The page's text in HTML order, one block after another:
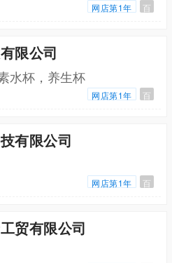
网店第1年 百
限公司
水杯，养生杯
网店第1年 百
有限公司
网店第1年 百
贸有限公司